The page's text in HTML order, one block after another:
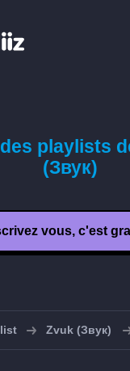
playlists
(Звук)
vous, c'est
Zvuk (Звук)